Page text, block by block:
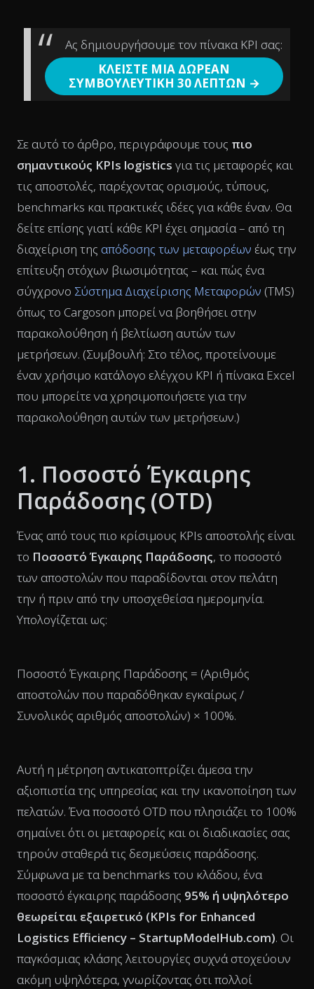
Ας δημιουργήσουμε τον πίνακα KPI σας:
ΚΛΕΙΣΤΕ ΜΙΑ ΔΩΡΕΑΝ
ΣΥΜΒΟΥΛΕΥΤΙΚΗ 30 ΛΕΠΤΩΝ →
Σε αυτό το άρθρο, περιγράφουμε τους πιο
σημαντικούς KPIs logistics για τις μεταφορές και
τις αποστολές, παρέχοντας ορισμούς, τύπους,
benchmarks και πρακτικές ιδέες για κάθε έναν. Θα
δείτε επίσης γιατί κάθε KPI έχει σημασία – από τη
διαχείριση της απόδοσης των μεταφορέων έως την
επίτευξη στόχων βιωσιμότητας – και πώς ένα
σύγχρονο Σύστημα Διαχείρισης Μεταφορών (TMS)
όπως το Cargoson μπορεί να βοηθήσει στην
παρακολούθηση ή βελτίωση αυτών των
μετρήσεων. (Συμβουλή: Στο τέλος, προτείνουμε
έναν χρήσιμο κατάλογο ελέγχου KPI ή πίνακα Excel
που μπορείτε να χρησιμοποιήσετε για την
παρακολούθηση αυτών των μετρήσεων.)
1. Ποσοστό Έγκαιρης
Παράδοσης (OTD)
Ένας από τους πιο κρίσιμους KPIs αποστολής είναι
το Ποσοστό Έγκαιρης Παράδοσης, το ποσοστό
των αποστολών που παραδίδονται στον πελάτη
την ή πριν από την υποσχεθείσα ημερομηνία.
Υπολογίζεται ως:
Ποσοστό Έγκαιρης Παράδοσης = (Αριθμός
αποστολών που παραδόθηκαν εγκαίρως /
Συνολικός αριθμός αποστολών) × 100%.
Αυτή η μέτρηση αντικατοπτρίζει άμεσα την
αξιοπιστία της υπηρεσίας και την ικανοποίηση των
πελατών. Ένα ποσοστό OTD που πλησιάζει το 100%
σημαίνει ότι οι μεταφορείς και οι διαδικασίες σας
τηρούν σταθερά τις δεσμεύσεις παράδοσης.
Σύμφωνα με τα benchmarks του κλάδου, ένα
ποσοστό έγκαιρης παράδοσης 95% ή υψηλότερο
θεωρείται εξαιρετικό (KPIs for Enhanced
Logistics Efficiency – StartupModelHub.com). Οι
παγκόσμιας κλάσης λειτουργίες συχνά στοχεύουν
ακόμη υψηλότερα, γνωρίζοντας ότι πολλοί